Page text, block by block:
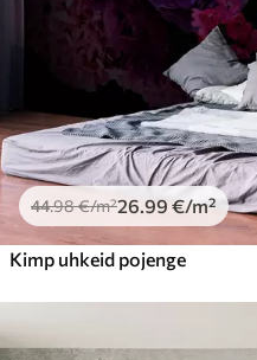
Peel and Stick
49.00 /m²
44.98€/m²26.99 €/m²
Kimp uhkeid pojenge